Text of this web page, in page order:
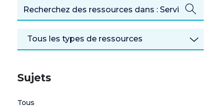
Tous les types de ressources
Sujets
Tous